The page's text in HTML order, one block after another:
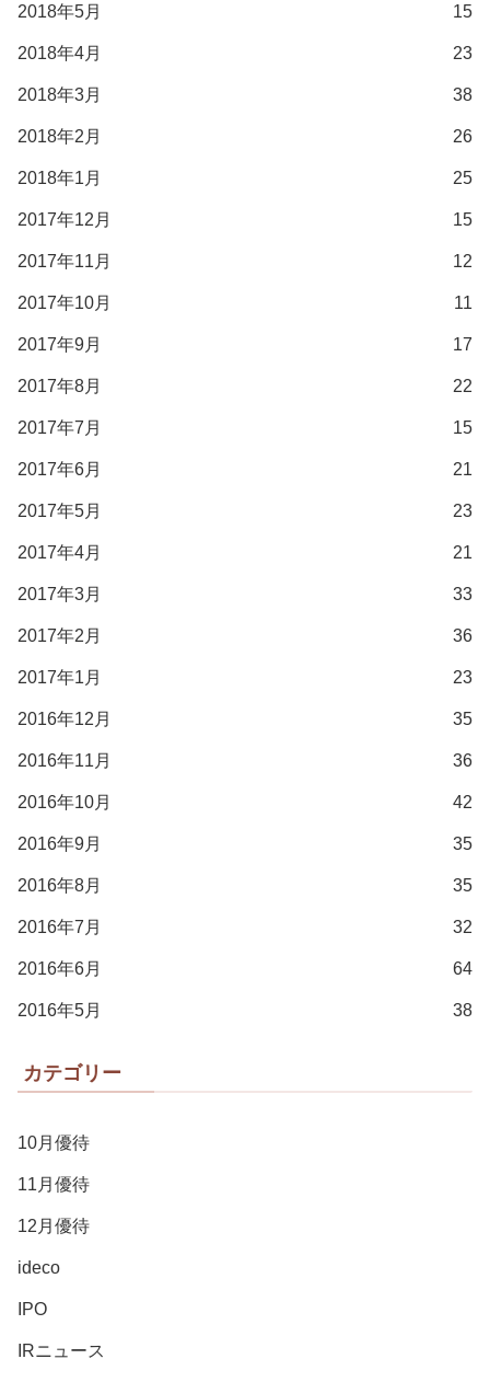
2018年5月 15
2018年4月 23
2018年3月 38
2018年2月 26
2018年1月 25
2017年12月 15
2017年11月 12
2017年10月 11
2017年9月 17
2017年8月 22
2017年7月 15
2017年6月 21
2017年5月 23
2017年4月 21
2017年3月 33
2017年2月 36
2017年1月 23
2016年12月 35
2016年11月 36
2016年10月 42
2016年9月 35
2016年8月 35
2016年7月 32
2016年6月 64
2016年5月 38
カテゴリー
10月優待
11月優待
12月優待
ideco
IPO
IRニュース